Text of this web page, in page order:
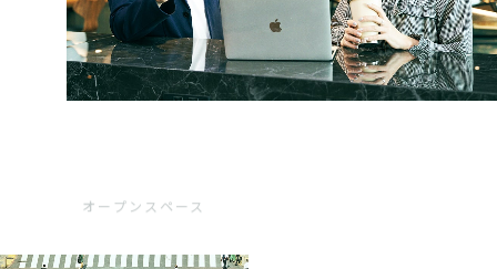
オープンスペース